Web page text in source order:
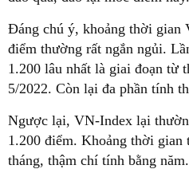
Đáng chú ý, khoảng thời gian
điểm thường rất ngắn ngủi.
1.200 lâu nhất là giai đoạn từ
5/2022. Còn lại đa phần tính
Ngược lại, VN-Index lại
1.200 điểm. Khoảng thời gian
tháng, thậm chí tính bằng